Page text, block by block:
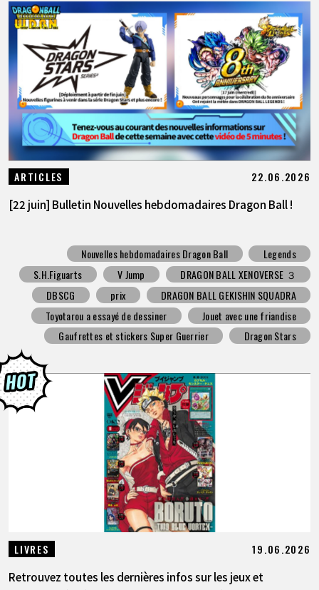
ARTICLES 22.06.2026
[22 juin] Bulletin Nouvelles hebdomadaires Dragon Ball !
Nouvelles hebdomadaires Dragon Ball
Legends
S.H.Figuarts
V Jump
DRAGON BALL XENOVERSE ３
DBSCG
prix
DRAGON BALL GEKISHIN SQUADRA
Toyotarou a essayé de dessiner
Jouet avec une friandise
Gaufrettes et stickers Super Guerrier
Dragon Stars
LIVRES 19.06.2026
Retrouvez toutes les dernières infos sur les jeux et